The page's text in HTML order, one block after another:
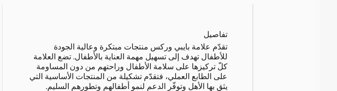
تفاصيل
تقدّم علامة بايبي وركس منتجات مبتكرة وعالية الجودة
للأطفال تهدف إلى تسهيل مهمة العناية بالأطفال. تضع العلامة
كلّ تركيزها على سلامة الأطفال وراحتهم من دون المساومة
على الطابع العملي، فتقدّم تشكيلة من المنتجات الأساسية التي
يثق بها الأهل وتوفّر الدعم لنمو أطفالهم وتطورهم السليم.